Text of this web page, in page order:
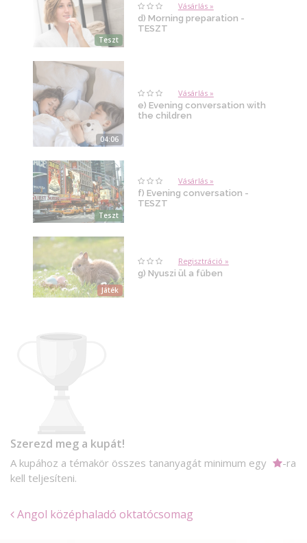
Teszt
Vásárlás »
d) Morning preparation -
TESZT
04:06
Vásárlás »
e) Evening conversation with
the children
Teszt
Vásárlás »
f) Evening conversation -
TESZT
Játék
Regisztráció »
g) Nyuszi ül a fűben
Szerezd meg a kupát!
A kupához a témakör összes tananyagát minimum egy
-ra
kell teljesíteni.
Angol középhaladó oktatócsomag